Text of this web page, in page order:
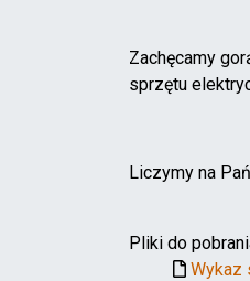
Zachęcamy
sprzętu
Liczymy na
Pliki do
Wykaz